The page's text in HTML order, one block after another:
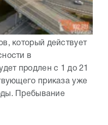
который действует
в
продлен с 1 до 21
приказа уже
Пребывание